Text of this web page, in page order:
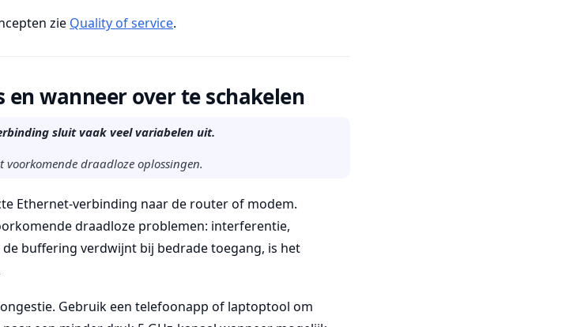
zie Quality of service.
en wanneer over te schakelen
sluit vaak veel variabelen uit.
voorkomende draadloze oplossingen.
Ethernet-verbinding naar de router of modem.
draadloze problemen: interferentie,
buffering verdwijnt bij bedrade toegang, is het
Gebruik een telefoonapp of laptoptool om